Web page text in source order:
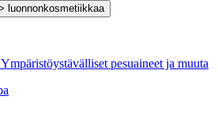
Ympäristöystävälliset pesuaineet ja muuta